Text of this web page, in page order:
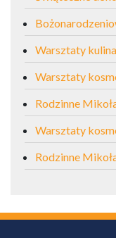
Warsztaty
Warsztaty
Rodzinne
Warsztaty
Rodzinne